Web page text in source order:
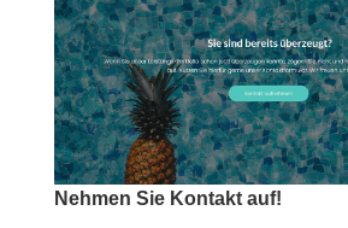
Nehmen Sie Kontakt auf!